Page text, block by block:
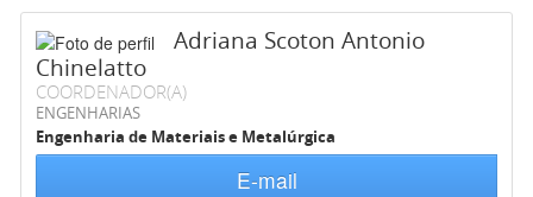
Adriana Scoton Antonio
Chinelatto
COORDENADOR(A)
ENGENHARIAS
Engenharia de Materiais e Metalúrgica
E-mail